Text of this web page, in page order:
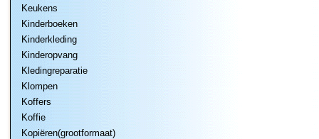
Keukens
Kinderboeken
Kinderkleding
Kinderopvang
Kledingreparatie
Klompen
Koffers
Koffie
Kopiëren(grootformaat)